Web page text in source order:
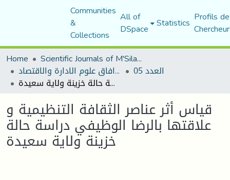
Communities
&
Collections
All of
DSpace Statistics Profils
Home
Scientific Journals of M'Sila University
مجلة افاق علوم الادارة والاقتصاد العدد 05
قياس أثر عناصر الثقافة التنظيمية و علاقتها بالرضا الوظيفي دراسة حالة خزينة ولاية سعيدة
قياس أثر عناصر الثقافة التنظيمية و
علاقتها بالرضا الوظيفي دراسة حالة
خزينة ولاية سعيدة